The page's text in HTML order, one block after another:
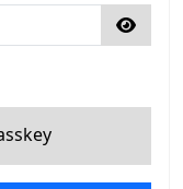
Show